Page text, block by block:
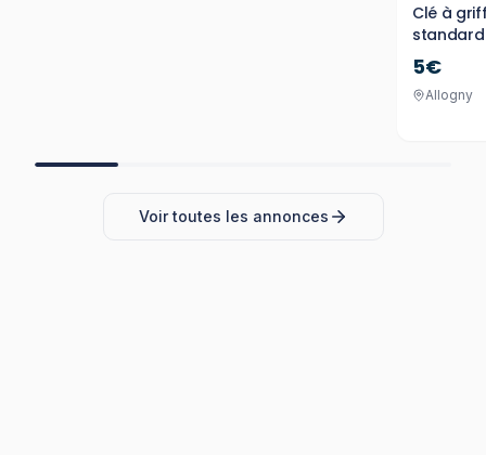
Clé à
standard
5€
Allogny
Voir toutes les annonces